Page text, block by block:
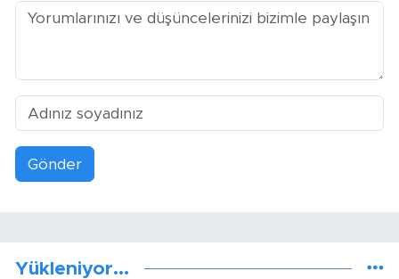
Gönder
Yükleniyor...